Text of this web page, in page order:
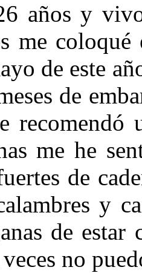
años y
me
de este
de
recomendó
me he
de
y
de
no